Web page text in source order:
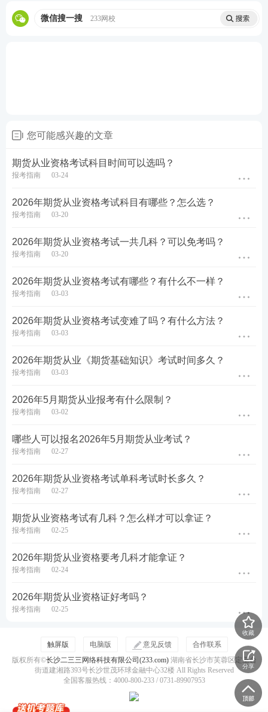
"标准化" 排除法解题。
技巧 3：矛盾选项分析法
若两个选项语义矛盾，必有一真一假。
方有权利行权" 矛盾，B 正确。
技巧 1：逻辑串联法
将选项与题干逻辑关联，排除无关项。
项。
假设选项正确，推导是否符合知识点。
例：选项 "结算价是当日成交价的加权平均" 需验证是
技巧 3：同类合并法
相似知识点的选项可能同时正确。
所等选项常成对出现。
技巧 1：细节捕捉法
关注数字、时间、主体等关键细节。
例："期货公司注册资本最低 3000 万元" 需核对最新
法规要求。
技巧 2：常识推导法
用金融常识判断明显违背常理的表述。
微信搜一搜 233网校
您可能感兴趣的文章
期货从业资格考试科目时间可以选吗？
报考指南 03-24
2026年期货从业资格考试科目有哪些？怎么选？
报考指南 03-20
2026年期货从业资格考试一共几科？可以免考吗？
报考指南 03-20
2026年期货从业资格考试有哪些？有什么不一样？
报考指南 03-03
2026年期货从业资格考试变难了吗？有什么方法？
报考指南 03-03
2026年期货从业《期货基础知识》考试时间多久？
报考指南 03-03
2026年5月期货从业报考有什么限制？
报考指南 03-02
哪些人可以报名2026年5月期货从业考试？
报考指南 02-27
2026年期货从业资格考试单科考试时长多久？
报考指南 02-27
期货从业资格考试有几科？怎么样才可以拿证？
报考指南 02-25
2026年期货从业资格要考几科才能拿证？
报考指南 02-24
2026年期货从业资格证好考吗？
报考指南 02-25
收藏
分享
触屏版 电脑版 意见反馈
合作联系
版权所有©长沙二三三网络科技有限公司(233.com)湖南省长沙市芙蓉区定王台
街道建湘路393号长沙世茂环球金融中心32楼 All Rights Reserved
全国客服热线：4000-800-233 / 0731-89907953